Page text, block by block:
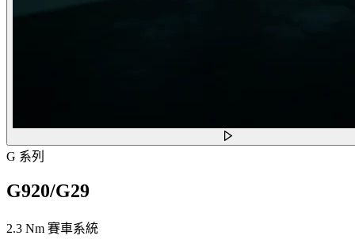
G 系列
G920/G29
2.3 Nm 賽車系統